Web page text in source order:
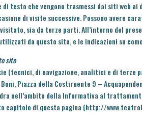
di testo che vengono trasmessi dai siti web
di visite successive. Possono avere
sia da terze parti. All’interno del
da questo sito, e le indicazioni su
sito
(tecnici, di navigazione, analitici e di
Piazza della Costiruente 9 –
nell’ambito della Informativa al
capitolo di questa pagina (http://